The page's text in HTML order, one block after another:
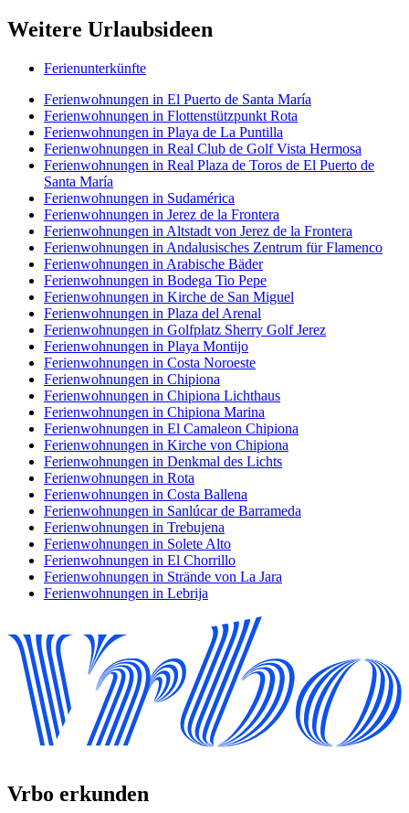
Weitere Urlaubsideen
Ferienunterkünfte
Ferienwohnungen in El Puerto de Santa María
Ferienwohnungen in Flottenstützpunkt Rota
Ferienwohnungen in Playa de La Puntilla
Ferienwohnungen in Real Club de Golf Vista Hermosa
Ferienwohnungen in Real Plaza de Toros de El Puerto de
Santa María
Ferienwohnungen in Sudamérica
Ferienwohnungen in Jerez de la Frontera
Ferienwohnungen in Altstadt von Jerez de la Frontera
Ferienwohnungen in Andalusisches Zentrum für Flamenco
Ferienwohnungen in Arabische Bäder
Ferienwohnungen in Bodega Tio Pepe
Ferienwohnungen in Kirche de San Miguel
Ferienwohnungen in Plaza del Arenal
Ferienwohnungen in Golfplatz Sherry Golf Jerez
Ferienwohnungen in Playa Montijo
Ferienwohnungen in Costa Noroeste
Ferienwohnungen in Chipiona
Ferienwohnungen in Chipiona Lichthaus
Ferienwohnungen in Chipiona Marina
Ferienwohnungen in El Camaleon Chipiona
Ferienwohnungen in Kirche von Chipiona
Ferienwohnungen in Denkmal des Lichts
Ferienwohnungen in Rota
Ferienwohnungen in Costa Ballena
Ferienwohnungen in Sanlúcar de Barrameda
Ferienwohnungen in Trebujena
Ferienwohnungen in Solete Alto
Ferienwohnungen in El Chorrillo
Ferienwohnungen in Strände von La Jara
Ferienwohnungen in Lebrija
Vrbo erkunden